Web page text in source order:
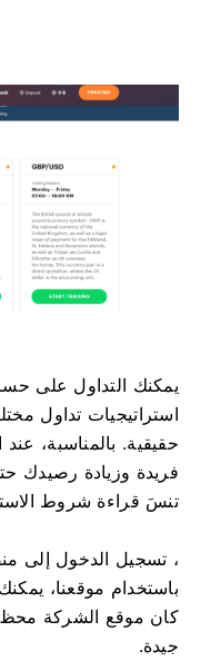
يمكنك التداول على
استراتيجيات تداول
حقيقية. بالمناسبة،
تنسَ قراءة شروط
باستخدام موقعنا،
كان موقع الشركة
جيدة.